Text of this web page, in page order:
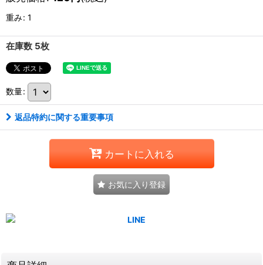
重み: 1
在庫数 5枚
数量:
返品特約に関する重要事項
カートに入れる
お気に入り登録